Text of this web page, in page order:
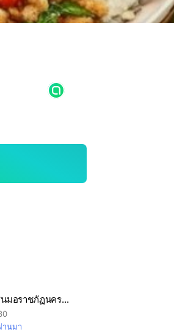
ข้าวเหนียวไก่ทอด โซนมอราชภัฏนครปฐม มอศิลปากร
านมา